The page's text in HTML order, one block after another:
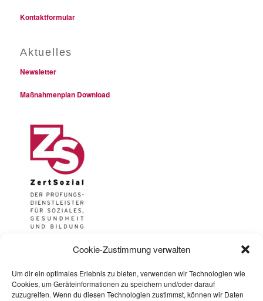
Cookie-Zustimmung verwalten
Um dir ein optimales Erlebnis zu bieten, verwenden wir Technologien wie
Cookies, um Geräteinformationen zu speichern und/oder darauf
zuzugreifen. Wenn du diesen Technologien zustimmst, können wir Daten
Kontaktformular
Aktuelles
Newsletter
Maßnahmenplan Download
Impressum